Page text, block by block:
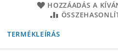
HOZZÁADÁS A
TERMÉKLEÍRÁS